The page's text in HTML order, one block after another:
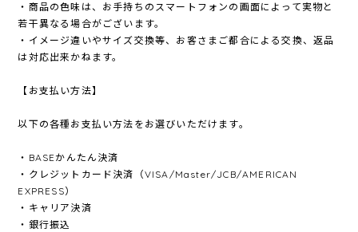
・商品の色味は、お手持ちのスマートフォンの画面によって実物と
若干異なる場合がございます。
・イメージ違いやサイズ交換等、お客さまご都合による交換、返品
は対応出来かねます。
【お支払い方法】
以下の各種お支払い方法をお選びいただけます。
・BASEかんたん決済
・クレジットカード決済（VISA/Master/JCB/AMERICAN
EXPRESS）
・キャリア決済
・銀行振込